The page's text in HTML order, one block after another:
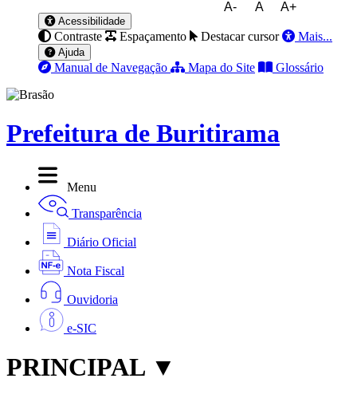
A- A A+
Acessibilidade
Contraste Espaçamento Destacar cursor Mais...
Ajuda
Manual de Navegação Mapa do Site Glossário
Prefeitura de Buritirama
Menu
Transparência
Diário Oficial
Nota Fiscal
Ouvidoria
e-SIC
PRINCIPAL ▼